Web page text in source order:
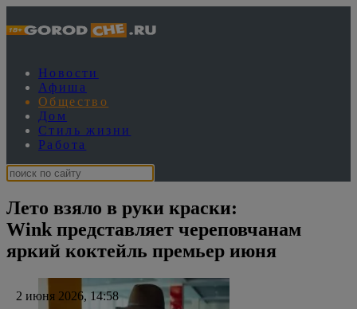
Новости
Афиша
Общество
Дом
Стиль жизни
Работа
Лето взяло в руки краски:
Wink представляет череповчанам
яркий коктейль премьер июня
2 июня 2026, 14:58